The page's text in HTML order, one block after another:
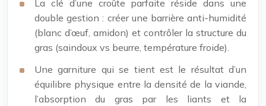
La clé d’une croûte parfaite réside dans une
double gestion : créer une barrière anti-humidité
(blanc d’œuf, amidon) et contrôler la structure du
gras (saindoux vs beurre, température froide).
Une garniture qui se tient est le résultat d’un
équilibre physique entre la densité de la viande,
l’absorption du gras par les liants et la